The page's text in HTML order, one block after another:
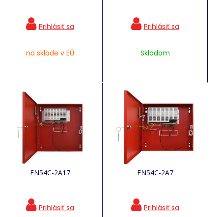
na sklade v EÚ Skladom
EN54C-2A17 EN54C-2A7